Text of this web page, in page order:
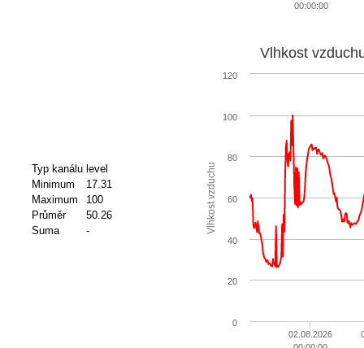
00:00:00
Typ kanálu level
Minimum
17.31
Maximum
100
Průměr
50.26
Suma
- Vlhkost vzduchu
Vlhkost
02.08.2026
0
20
40
60
80
100
120